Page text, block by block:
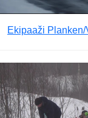
Ekipaaži